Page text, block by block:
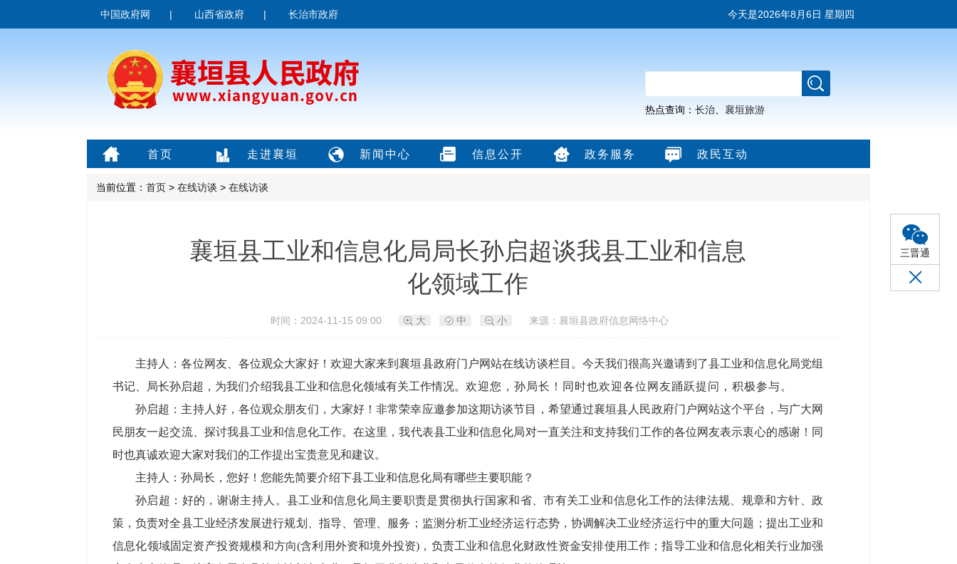
三晋通
中国政府网 | 山西省政府 | 长治市政府 今天是2026年8月6日 星期四
热点查询： 长治 襄垣旅游
首页 走进襄垣 新闻中心 信息公开 政务服务 政民互动
当前位置： 首页 > 在线访谈 > 在线访谈
襄垣县工业和信息化局局长孙启超谈我县工业和信息
化领域工作
时间：2024-11-15 09:00 大 中 小 来源：襄垣县政府信息网络中心
主持人：各位网友、各位观众大家好！欢迎大家来到襄垣县政府门户网站在线访谈栏目。今天我们很高兴邀请到了县工业和信息化局党组
书记、局长孙启超，为我们介绍我县工业和信息化领域有关工作情况。 欢迎您， 孙局长！同时也欢迎各位网友踊跃提问，积极参与。
孙启超：主持人好，各位观众朋友们，大家好！非常荣幸应邀参加这期访谈节目，希望通过襄垣县人民政府门户网站这个平台，与广大网
民朋友一起交流、探讨我县工业和信息化工作。在这里，我代表县工业和信息化局对一直关注和支持我们工作的各位网友表示衷心的感谢！同
时也真诚欢迎大家对我们的工作提出宝贵意见和建议。
主持人：孙局长，您好！您能先简要介绍下县工业和信息化局有哪些主要职能？
孙启超：好的，谢谢主持人。县工业和信息化局主要职责是贯彻执行国家和省、市有关工业和信息化工作的法律法规、规章和方针、政
策，负责对全县工业经济发展进行规划、指导、管理、服务；监测分析工业经济运行态势，协调解决工业经济运行中的重大问题；提出工业和
信息化领域固定资产投资规模和方向(含利用外资和境外投资)，负责工业和信息化财政性资金安排使用工作；指导工业和信息化相关行业加强